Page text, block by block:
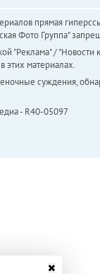
прямая
Фото Группа"
"Реклама" /
этих материалах.
суждения,
- R40-05097